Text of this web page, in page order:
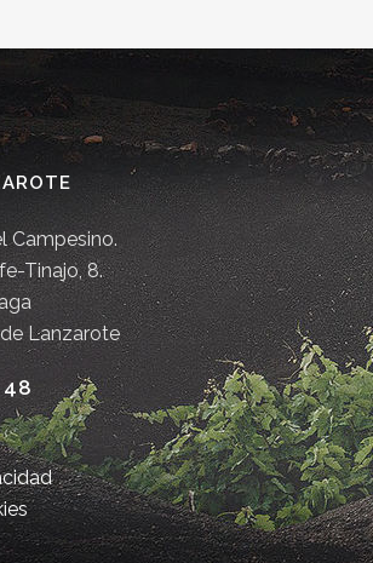
Campesino.
Tinajo, 8.
Lanzarote